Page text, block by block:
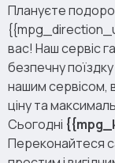
Плануєте
вас! Наш сервіс
безпечну
нашим сервісом,
ціну та
Сьогодні
Переконайтеся